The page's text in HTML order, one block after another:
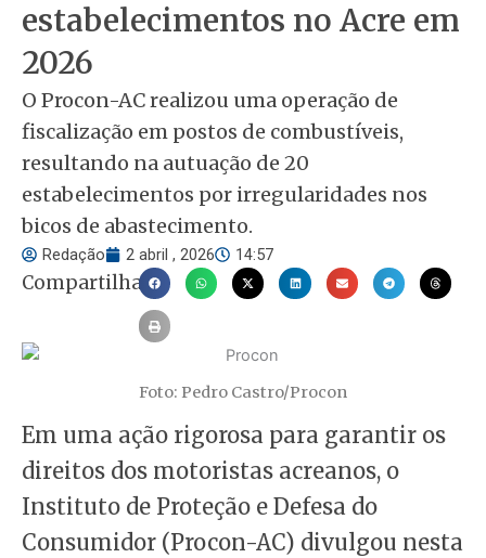
estabelecimentos no Acre em
2026
O Procon-AC realizou uma operação de
fiscalização em postos de combustíveis,
resultando na autuação de 20
estabelecimentos por irregularidades nos
bicos de abastecimento.
Redação 2 abril , 2026 14:57
Compartilhar
Foto: Pedro Castro/Procon
Em uma ação rigorosa para garantir os
direitos dos motoristas acreanos, o
Instituto de Proteção e Defesa do
Consumidor (Procon-AC) divulgou nesta